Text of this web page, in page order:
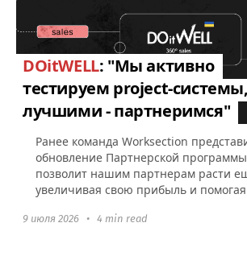
DOitWELL: "Мы активно
тестируем project-
лучшими - партнеримся"
Ранее команда Worksection
обновление Партнерской
позволит нашим партнерам расти
увеличивая свою прибыль и
9 июля 2026 • 4 min read